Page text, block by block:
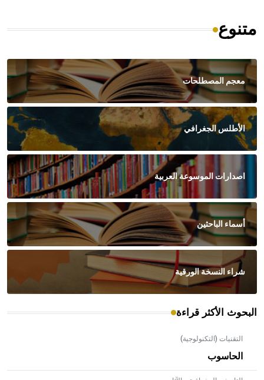
متنوع
معجم المصطلحات
الأطلس الجغرافي
اصدارات الموسوعة العربية
أسماء الباحثين
شراء النسخة الورقية
البحوث الأكثر قراءة
التقنيات (التكنولوجية)
الحاسوب